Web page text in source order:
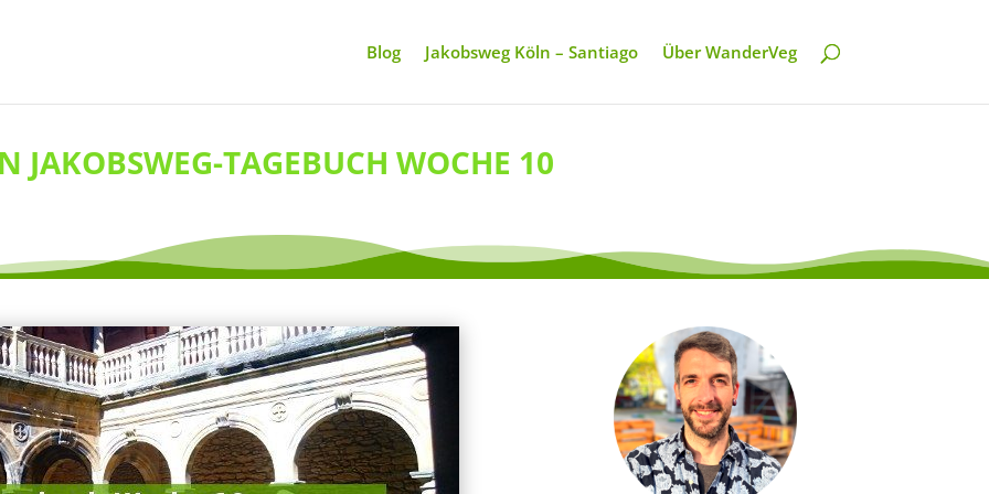
Blog Jakobsweg Köln – Santiago Über WanderVeg
JAKOBSWEG-TAGEBUCH WOCHE 10